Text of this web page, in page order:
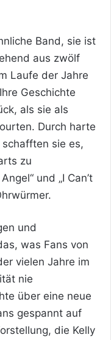
Band, sie ist
aus zwölf
Laufe der Jahre
Geschichte
als sie als
Durch harte
sie es,
zu
und „I Can’t
und
was Fans von
vielen Jahre im
nie
über eine neue
gespannt auf
die Kelly